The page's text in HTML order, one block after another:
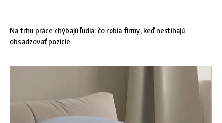
Na trhu práce chýbajú ľudia: čo robia firmy, keď nestíhajú
obsadzovať pozície